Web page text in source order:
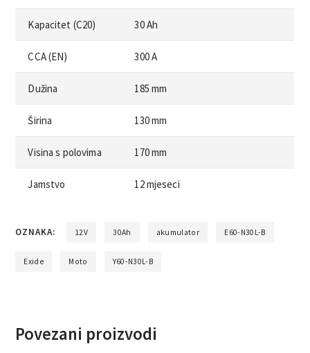
Kapacitet (C20) 30 Ah
CCA (EN) 300 A
Dužina 185 mm
Širina 130 mm
Visina s polovima 170 mm
Jamstvo 12 mjeseci
OZNAKA: 12V 30Ah akumulator E60-N30L-B
Exide Moto Y60-N30L-B
Povezani proizvodi